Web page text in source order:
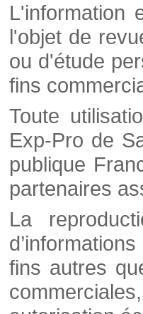
L'information
l'objet de
ou d'étude
fins
Toute
Exp-Pro de
publique
partenaires
La
fins autres